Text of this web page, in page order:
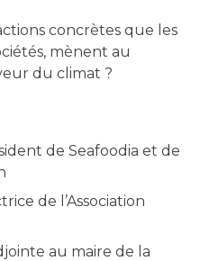
concrètes que les
mènent au
du climat ?
de Seafoodia et de
de l’Association
au maire de la